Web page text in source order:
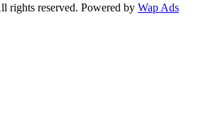
rights reserved. Powered by Wap Ads